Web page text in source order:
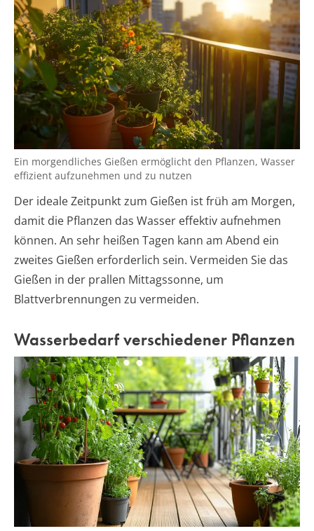
Ein morgendliches Gießen ermöglicht den Pflanzen, Wasser
effizient aufzunehmen und zu nutzen
Der ideale Zeitpunkt zum Gießen ist früh am Morgen,
damit die Pflanzen das Wasser effektiv aufnehmen
können. An sehr heißen Tagen kann am Abend ein
zweites Gießen erforderlich sein. Vermeiden Sie das
Gießen in der prallen Mittagssonne, um
Blattverbrennungen zu vermeiden.
Wasserbedarf verschiedener Pflanzen